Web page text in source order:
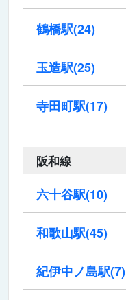
鶴橋駅(24)
玉造駅(25)
寺田町駅(17)
阪和線
六十谷駅(10)
和歌山駅(45)
紀伊中ノ島駅(7)